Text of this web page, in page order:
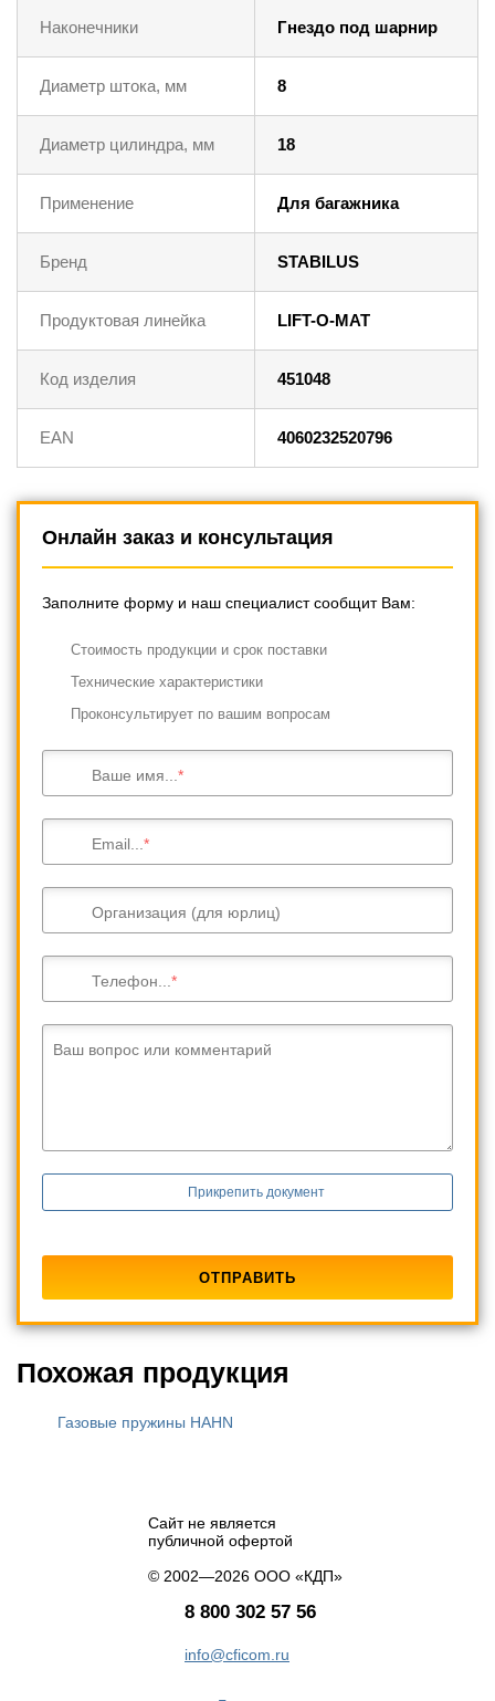
Наконечники Гнездо под шарнир
Диаметр штока, мм 8
Диаметр цилиндра, мм 18
Применение Для багажника
Бренд STABILUS
Продуктовая линейка LIFT-O-MAT
Код изделия 451048
EAN 4060232520796
Онлайн заказ и консультация
Заполните форму и наш специалист сообщит Вам:
Cтоимость продукции и срок поставки
Технические характеристики
Проконсультирует по вашим вопросам
Ваше имя...
Email...
Организация (для юрлиц)
Телефон...
Ваш вопрос или комментарий
Прикрепить документ
Похожая продукция
Газовые пружины HAHN
Сайт не является
публичной офертой
© 2002—2026 ООО «КДП»
8 800 302 57 56
info@cficom.ru